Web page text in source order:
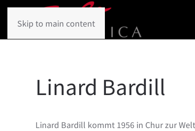
Skip to main content
Linard Bardill
Linard Bardill kommt 1956 in Chur zur